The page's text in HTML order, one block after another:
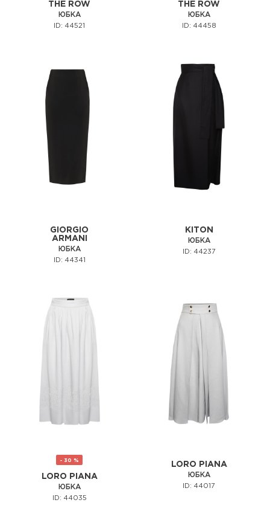
THE ROW
ЮБКА
ID: 44521
THE ROW
ЮБКА
ID: 44458
GIORGIO
ARMANI
ЮБКА
ID: 44341
KITON
ЮБКА
ID: 44237
- 30 %
LORO PIANA
ЮБКА
ID: 44035
LORO PIANA
ЮБКА
ID: 44017